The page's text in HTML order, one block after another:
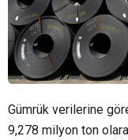
Gümrük verilerine
9,278 milyon ton